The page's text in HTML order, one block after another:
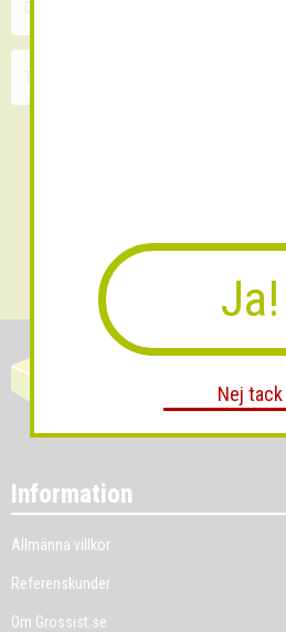
Information
Allmänna villkor
Referenskunder
Om Grossist.se
Ja!
Nej tack